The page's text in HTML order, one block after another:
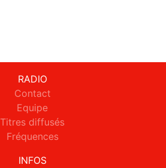
RADIO
Contact
Equipe
Titres diffusés
Fréquences
INFOS